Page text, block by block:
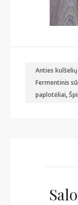
Anties
Fermentinis
paplotėliai,